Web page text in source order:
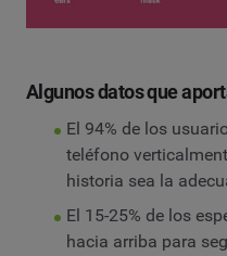
Algunos datos que
El 94% de los
teléfono
historia sea la
El 15-25% de los
hacia arriba para